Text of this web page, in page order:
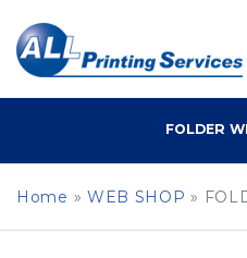
FOLDER
Home » WEB SHOP »